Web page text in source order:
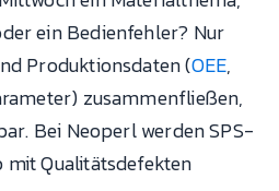
ein Bedienfehler? Nur
Produktionsdaten (OEE,
zusammenfließen,
Bei Neoperl werden SPS-
mit Qualitätsdefekten